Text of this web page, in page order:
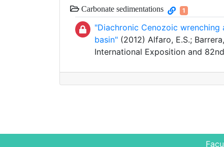
Carbonate sedimentations 1
"Diachronic Cenozoic
basin" (2012) Alfaro, E.S.;
International Exposition and